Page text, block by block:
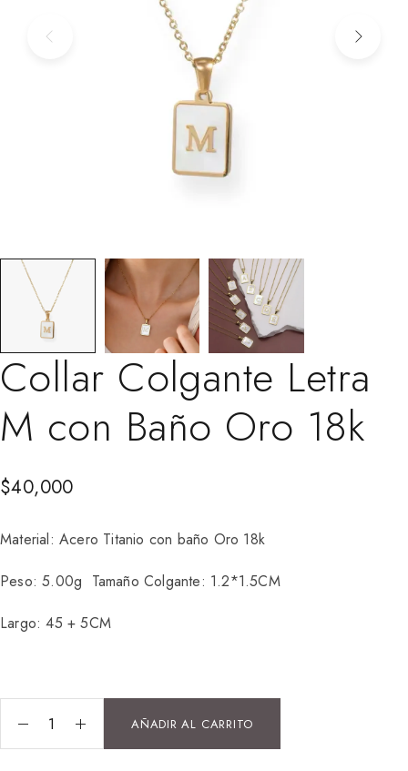
Collar Colgante Letra
M con Baño Oro 18k
$40,000
Material: Acero Titanio con baño Oro 18k
Peso: 5.00g Tamaño Colgante: 1.2*1.5CM
Largo: 45 + 5CM
AÑADIR AL CARRITO